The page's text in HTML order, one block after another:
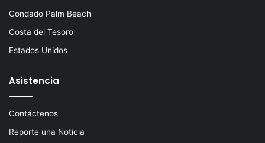
Condado Palm Beach
Costa del Tesoro
Estados Unidos
Asistencia
Contáctenos
Reporte una Noticia